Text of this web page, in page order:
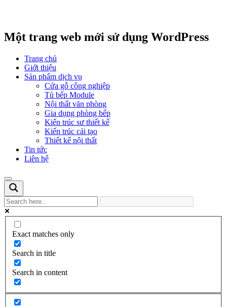
Một trang web mới sử dụng WordPress
Trang chủ
Giới thiệu
Sản phẩm dịch vụ
Cửa gỗ công nghiệp
Tủ bếp Module
Nội thất văn phòng
Gia dụng phòng bếp
Kiến trúc sư thiết kế
Kiến trúc cải tạo
Thiết kế nội thất
Tin tức
Liên hệ
Exact matches only
Search in title
Search in content